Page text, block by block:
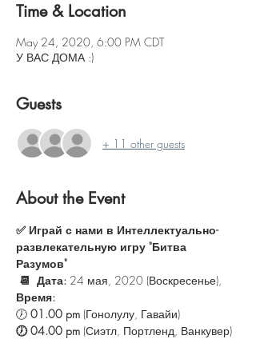
Time & Location
May 24, 2020, 6:00 PM CDT
У ВАС ДОМА :)
Guests
+ 11 other guests
About the Event
✅ Играй с нами в Интеллектуально-
развлекательную игру "Битва
Разумов"
📆  Дата: 24 мая, 2020 (Воскресенье),
Время:
🕖 01.00 pm (Гонолулу, Гавайи)
🕖 04.00 pm (Сиэтл, Портленд, Ванкувер)